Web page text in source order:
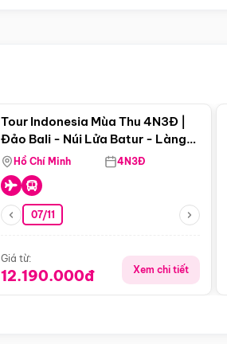
Tour Indonesia Mùa Thu 4N3Đ |
Đảo Bali - Núi Lửa Batur - Làng
Penglipuran
Hồ Chí Minh 4N3Đ
07/11
Giá từ:
12.190.000đ Xem chi tiết